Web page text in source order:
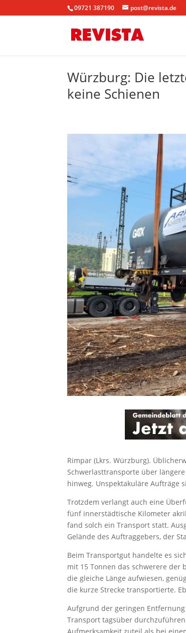
09721 387190 post@revista.de
Würzburg: Die
keine Schienen
Rimpar (Lkrs. Würzburg).
Schwerlasttransporte über
hinweg. Unspektakuläre Aufträge
Trotzdem verlangt auch eine
fünf innerstädtische Kilometer
fand solch ein Transport statt.
Gelände des Auftraggebers, der
Beim Transportgut handelte es
mit 15 Tonnen das schwerere der
die gleiche Länge aufwiesen,
die kurze Strecke transportierte.
Aufgrund der geringen
Transport tagsüber